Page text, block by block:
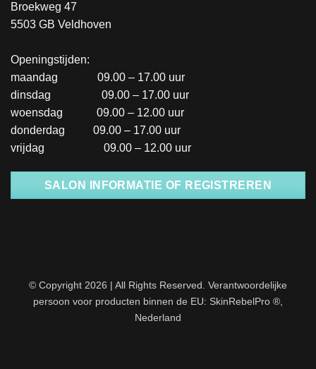
Broekweg 47
5503 GB Veldhoven
Openingstijden:
maandag
09.00 – 17.00 uur
dinsdag
09.00 – 17.00 uur
woensdag
09.00 – 12.00 uur
donderdag
09.00 – 17.00 uur
vrijdag
09.00 – 12.00 uur
SALON INFORMATIE OF REGISTREREN
© Copyright 2026 | All Rights Reserved. Verantwoordelijke
persoon voor producten binnen de EU: SkinRebelPro ®,
Nederland